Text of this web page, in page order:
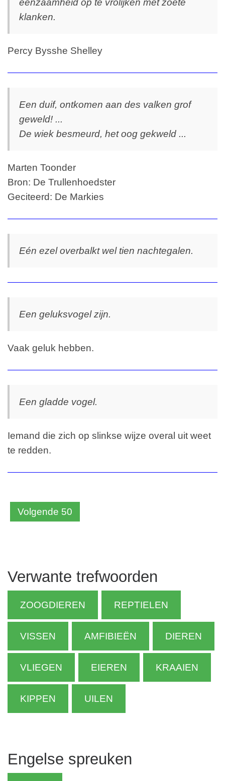
klanken.
Percy Bysshe Shelley
Een duif, ontkomen aan des valken grof
geweld! ...
De wiek besmeurd, het oog gekweld ...
Marten Toonder
Bron: De Trullenhoedster
Geciteerd: De Markies
Eén ezel overbalkt wel tien nachtegalen.
Een geluksvogel zijn.
Vaak geluk hebben.
Een gladde vogel.
Iemand die zich op slinkse wijze overal uit weet
te redden.
Volgende 50
Verwante trefwoorden
ZOOGDIEREN REPTIELEN
VISSEN AMFIBIEËN DIEREN
VLIEGEN EIEREN KRAAIEN
KIPPEN UILEN
Engelse spreuken